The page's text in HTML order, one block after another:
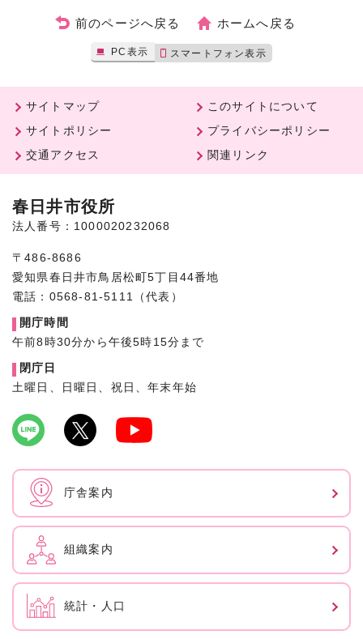
前のページへ戻る ホームへ戻る
PC表示 スマートフォン表示
サイトマップ
このサイトについて
サイトポリシー
プライバシーポリシー
交通アクセス
関連リンク
春日井市役所
法人番号：1000020232068
〒486-8686
愛知県春日井市鳥居松町5丁目44番地
電話：0568-81-5111（代表）
開庁時間
午前8時30分から午後5時15分まで
閉庁日
土曜日、日曜日、祝日、年末年始
庁舎案内
組織案内
統計・人口